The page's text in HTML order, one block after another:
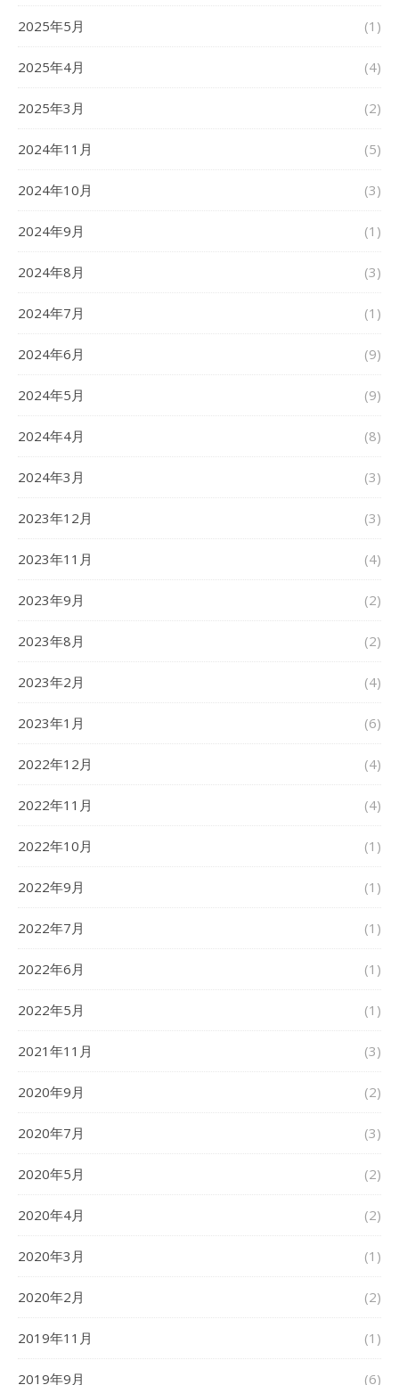
2025年5月 (1)
2025年4月 (4)
2025年3月 (2)
2024年11月 (5)
2024年10月 (3)
2024年9月 (1)
2024年8月 (3)
2024年7月 (1)
2024年6月 (9)
2024年5月 (9)
2024年4月 (8)
2024年3月 (3)
2023年12月 (3)
2023年11月 (4)
2023年9月 (2)
2023年8月 (2)
2023年2月 (4)
2023年1月 (6)
2022年12月 (4)
2022年11月 (4)
2022年10月 (1)
2022年9月 (1)
2022年7月 (1)
2022年6月 (1)
2022年5月 (1)
2021年11月 (3)
2020年9月 (2)
2020年7月 (3)
2020年5月 (2)
2020年4月 (2)
2020年3月 (1)
2020年2月 (2)
2019年11月 (1)
2019年9月 (6)